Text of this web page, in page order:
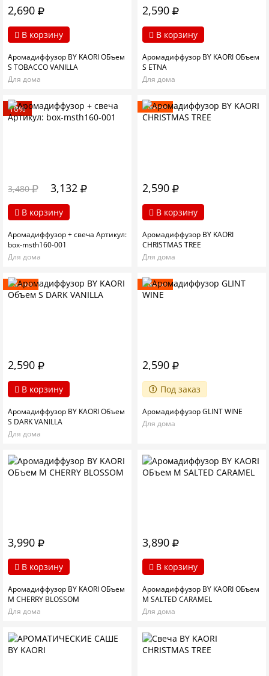
2,690
В корзину
Аромадиффузор BY KAORI ОБъем
S TOBACCO VANILLA
Для дома
2,590
В корзину
Аромадиффузор BY KAORI ОБъем
S ETNA
Для дома
10%
3,480 3,132
В корзину
Аромадиффузор + свеча Артикул:
box-msth160-001
Для дома
Новинка
2,590
В корзину
Аромадиффузор BY KAORI
CHRISTMAS TREE
Для дома
Новинка
2,590
В корзину
Аромадиффузор BY KAORI Объем
S DARK VANILLA
Для дома
Новинка
2,590
Под заказ
Аромадиффузор GLINT WINE
Для дома
3,990
В корзину
Аромадиффузор BY KAORI ОБъем
M CHERRY BLOSSOM
Для дома
3,890
В корзину
Аромадиффузор BY KAORI ОБъем
M SALTED CARAMEL
Для дома